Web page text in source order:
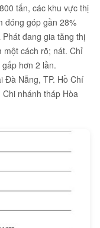
tấn, các khu vực thị
đóng góp gần 28%
đang gia tăng thị
một cách rõ; nát. Chỉ
hơn 2 lần.
Đà Nẵng, TP. Hồ Chí
nhánh tháp Hòa